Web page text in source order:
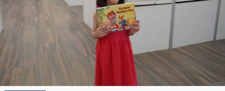
Ekonomi
Yaşam
Çevre
BİLİM VE TEKNOLOJİ